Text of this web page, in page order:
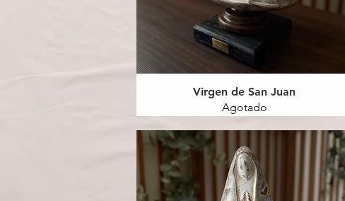
Virgen de San Juan
Agotado